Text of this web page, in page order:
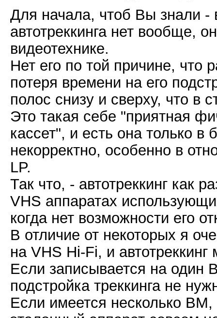
Для начала, чтоб Вы знали -
автотреккинга нет вообще,
видеотехнике.
Нет его по той причине, что
потеря времени на его
полос снизу и сверху, что в
Это такая себе "приятная
кассет", и есть она только в
некорректно, особенно в
LP.
Так что, - автотреккинг как
VHS аппаратах
когда нет возможности его
В отличие от некоторых я
на VHS Hi-Fi, и
Если записывается на один
подстройка треккинга не
Если имеется несколько ВМ,